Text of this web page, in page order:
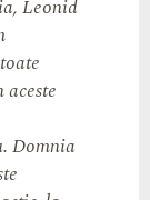
Leonid
Domnia